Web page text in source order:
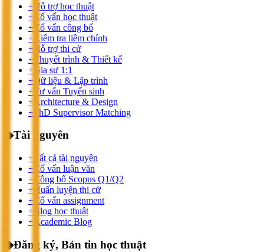
+ Hỗ trợ học thuật
+ Cố vấn học thuật
+ Cố vấn công bố
+ Kiểm tra liêm chính
+ Hỗ trợ thi cử
+ Thuyết trình & Thiết kế
+ Gia sư 1:1
+ Dữ liệu & Lập trình
+ Tư vấn Tuyển sinh
+ Architecture & Design
+ PhD Supervisor Matching
◆Tài nguyên
+ Tất cả tài nguyên
+ Cố vấn luận văn
+ Công bố Scopus Q1/Q2
+ Huấn luyện thi cử
+ Cố vấn assignment
+ Blog học thuật
+ Academic Blog
◆Đăng ký, Bản tin học thuật